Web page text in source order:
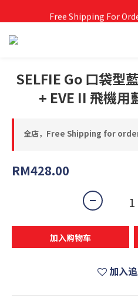
Free Shipping For
Free Shipping For
SELFIE Go 口袋型
+ EVE II 飛機用
全店，Free Shipping for
RM428.00
加入购物车
加入